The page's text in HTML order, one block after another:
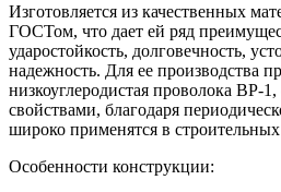
Изготовляется из качественных
ГОСТом, что дает ей ряд
ударостойкость, долговечность,
надежность. Для ее производства
низкоуглеродистая проволока ВР-
свойствами, благодаря
широко применятся в
Особенности конструкции: